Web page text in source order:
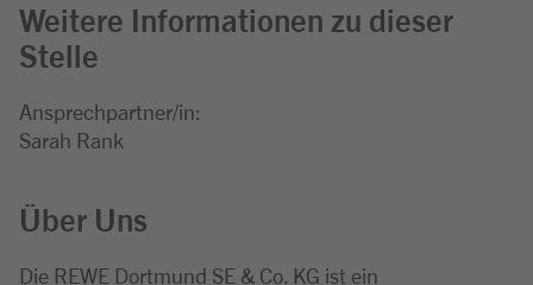
Weitere Informationen zu dieser
Stelle
Ansprechpartner/in:
Sarah Rank
Über Uns
Die REWE Dortmund SE & Co. KG ist ein